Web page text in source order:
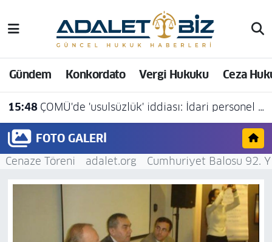
Gündem Konkordato Vergi Hukuku Ceza
15:48 ÇOMÜ'de 'usulsüzlük' iddiası: İdari personel açığa alındı
FOTO GALERI
Cenaze Töreni adalet.org Cumhuriyet Balosu 92.
Hava Durumu
Trafik Durumu
Süper Lig Puan Durumu ve Fikstür
Tüm Manşetler
Son Dakika Haberleri
Haber Arşivi